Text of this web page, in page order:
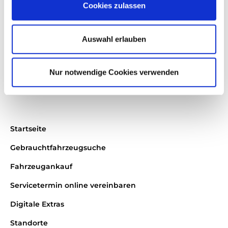
Cookies zulassen
Auswahl erlauben
Nur notwendige Cookies verwenden
Fax: 0 71 81 / 40 08 - 166
info@burgerschloz.de
Startseite
Gebrauchtfahrzeugsuche
Fahrzeugankauf
Servicetermin online vereinbaren
Digitale Extras
Standorte